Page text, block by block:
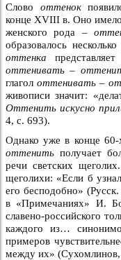
Слово оттенок
конце XVIII в. Оно
женского рода –
образовалось
оттенка
оттенивать –
глагол оттенивать –
живописи значит:
Оттенить искусно
4, с. 693).
Однако уже в конце
оттенить получает
речи светских
щеголихи: «Если б
его бесподобно»
в «Примечаниях» И.
славено-российского
каждого из…
примеров
между их»